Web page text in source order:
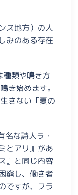
ス地方）の人
みのある存在
種類や鳴き方
き始めます。
きない「夏の
名な詩人ラ・
とアリ』があ
』と同じ内容
窮し、働き者
ですが、フラ